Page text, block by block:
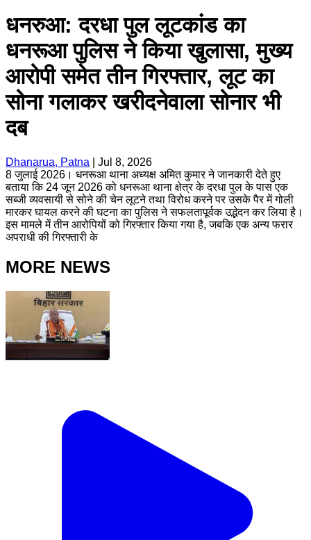
धनरुआ: दरधा पुल लूटकांड का
धनरूआ पुलिस ने किया खुलासा, मुख्य
आरोपी समेत तीन गिरफ्तार, लूट का
सोना गलाकर खरीदनेवाला सोनार भी
दब
Dhanarua, Patna
Jul 8, 2026
8 जुलाई 2026। धनरूआ थाना अध्यक्ष अमित कुमार ने जानकारी देते हुए
बताया कि 24 जून 2026 को धनरूआ थाना क्षेत्र के दरधा पुल के पास एक
सब्जी व्यवसायी से सोने की चेन लूटने तथा विरोध करने पर उसके पैर में गोली
मारकर घायल करने की घटना का पुलिस ने सफलतापूर्वक उद्भेदन कर लिया है।
इस मामले में तीन आरोपियों को गिरफ्तार किया गया है, जबकि एक अन्य फरार
अपराधी की गिरफ्तारी के
MORE NEWS